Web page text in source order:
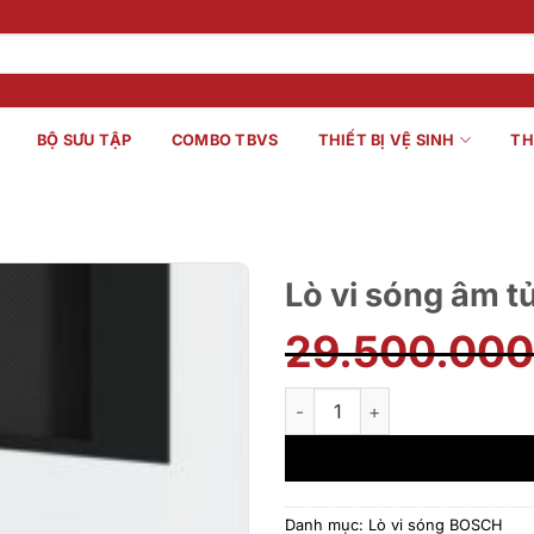
BỘ SƯU TẬP COMBO TBVS THIẾT BỊ VỆ SINH
Lò vi sóng âm
Lò vi sóng âm tủ BOSCH
Danh mục: Lò vi sóng BOSCH